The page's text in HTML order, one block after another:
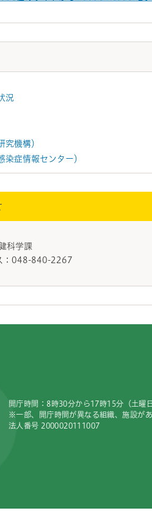
況
究機構）
症情報センター）
科学課
：048-840-2267
開庁時間：8時30分から17時15分（土曜
※一部、開庁時間が異なる組織、施設があ
法人番号 2000020111007